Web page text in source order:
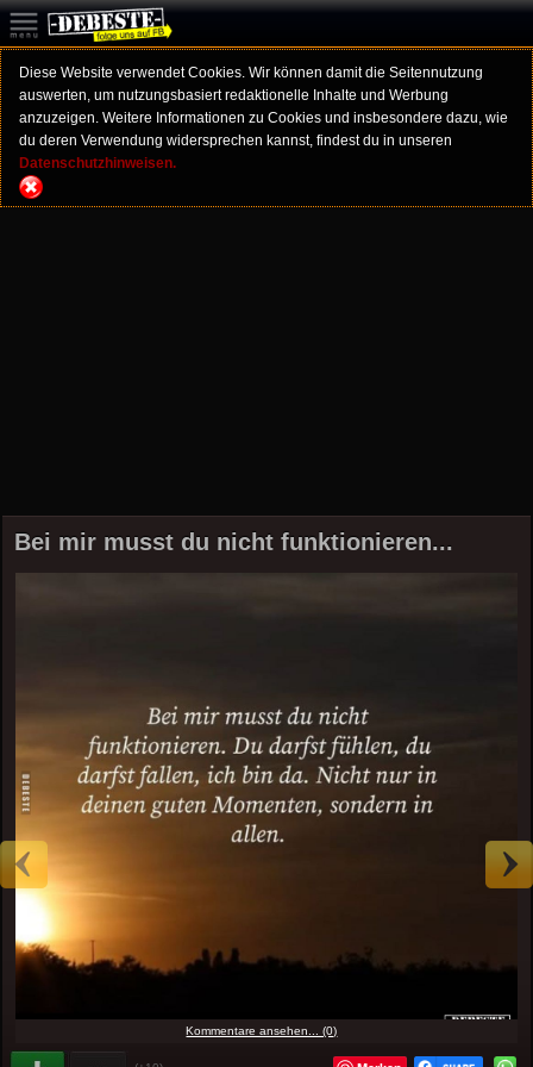
Diese Website verwendet Cookies. Wir können damit die Seitennutzung
auswerten, um nutzungsbasiert redaktionelle Inhalte und Werbung
anzuzeigen. Weitere Informationen zu Cookies und insbesondere dazu, wie
du deren Verwendung widersprechen kannst, findest du in unseren
Datenschutzhinweisen.
Bei mir musst du nicht funktionieren...
Kommentare ansehen... (0)